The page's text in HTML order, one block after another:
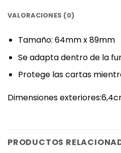
VALORACIONES (0)
‎Tamaño: 64mm x 89mm‎
‎Se adapta dentro de la
‎Protege las cartas
‎Dimensiones
PRODUCTOS